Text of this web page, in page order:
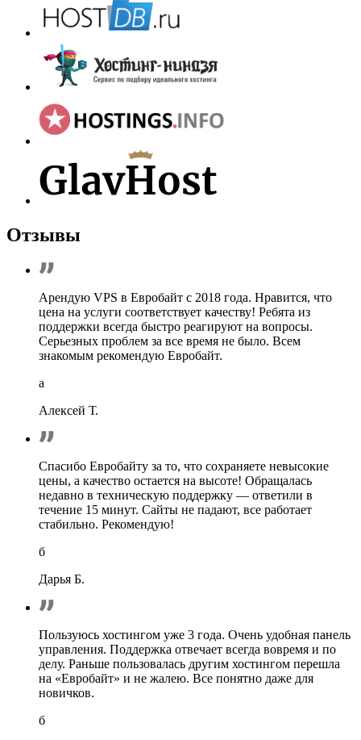
Отзывы
Арендую VPS в Евробайт с 2018 года. Нравится, что
цена на услуги соответствует качеству! Ребята из
поддержки всегда быстро реагируют на вопросы.
Серьезных проблем за все время не было. Всем
знакомым рекомендую Евробайт.
a
Алексей Т.
Спасибо Евробайту за то, что сохраняете невысокие
цены, а качество остается на высоте! Обращалась
недавно в техническую поддержку — ответили в
течение 15 минут. Сайты не падают, все работает
стабильно. Рекомендую!
б
Дарья Б.
Пользуюсь хостингом уже 3 года. Очень удобная панель
управления. Поддержка отвечает всегда вовремя и по
делу. Раньше пользовалась другим хостингом перешла
на «Евробайт» и не жалею. Все понятно даже для
новичков.
б